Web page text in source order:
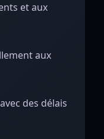
et aux
aux
des délais